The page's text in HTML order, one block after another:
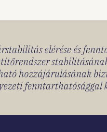
elérése és
hozzájárulásának
fenntarthatósággal